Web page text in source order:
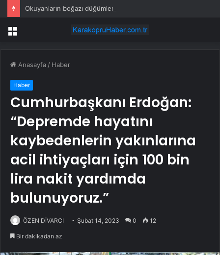
Menü
Anasayfa / Haber
Haber
Cumhurbaşkanı Erdoğan:
“Depremde hayatını
kaybedenlerin yakınlarına
acil ihtiyaçları için 100 bin
lira nakit yardımda
bulunuyoruz.”
ÖZEN DİVARCI Şubat 14, 2023 0 12
Bir dakikadan az